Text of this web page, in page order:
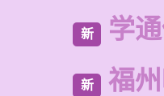
新 学
新 福